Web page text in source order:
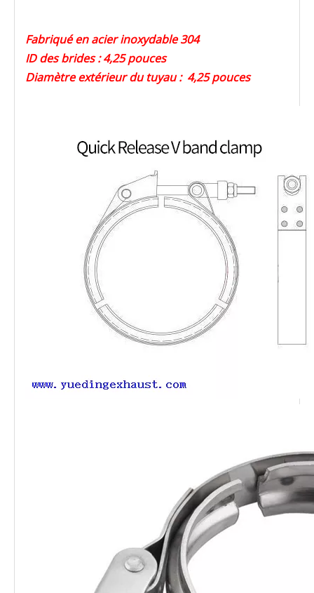
Fabriqué en acier inoxydable 304
ID des brides : 4,25 pouces
Diamètre extérieur du tuyau : 4,25 pouces